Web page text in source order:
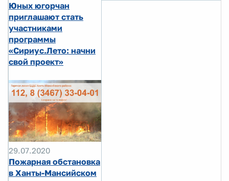
Юных югорчан
приглашают стать
участниками
программы
«Сириус.Лето: начни
свой проект»
29.07.2020
Пожарная обстановка
в Ханты-Мансийском